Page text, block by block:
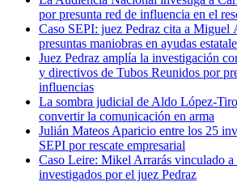
por presunta red de influencia en el
Caso SEPI: juez Pedraz cita a Miguel
presuntas maniobras en ayudas
Juez Pedraz amplía la investigación
y directivos de Tubos Reunidos por
influencias
La sombra judicial de Aldo López-
convertir la comunicación en arma
Julián Mateos Aparicio entre los 25
SEPI por rescate empresarial
Caso Leire: Mikel Arrarás vinculado a
investigados por el juez Pedraz